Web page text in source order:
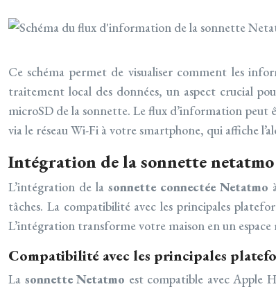
Ce schéma permet de visualiser comment les
traitement local des données, un aspect crucial
microSD de la sonnette. Le flux d’information peut
via le réseau Wi-Fi à votre smartphone, qui affiche
Intégration de la sonnette netatmo
L’intégration de lasonnette connectée Netatmo
tâches. La compatibilité avec les principales
L’intégration transforme votre maison en un espace
Compatibilité avec les principales
La sonnette Netatmo est compatible avec Apple